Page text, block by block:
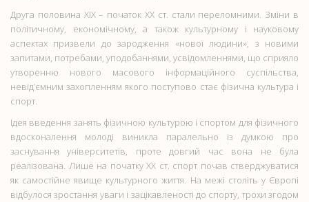
Друга половина ХІХ – початок ХХ ст. стали переломними. Зміни в
політичному, економічному, а також культурному і науковому
аспектах призвели до зародження «нової людини», з новими
запитами, потребами, уподобаннями, усвідомленнями, що сприяло
утворенню нового масового інформаційного суспільства,
невід’ємним захопленням якого поступово стає фізична культура і
спорт.
Ідея введення занять фізичною культурою і спортом для фізичного
вдосконалення молоді виникла паралельно із думкою про
заснування університетів, проте довгий час вона не була
реалізована. Лише на початку ХХ ст. спорт почав стверджуватися
як самостійне явище культурного життя. На межі століть у Європі
відбулося зростання уваги і зацікавленості до спорту, трохи згодом